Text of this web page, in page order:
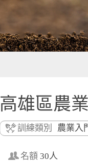
高雄區農
訓練類別 農業入
名額 30人